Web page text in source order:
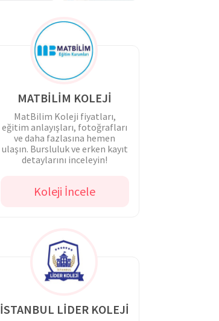
MATBİLİM KOLEJİ
MatBilim Koleji fiyatları,
eğitim anlayışları, fotoğrafları
ve daha fazlasına hemen
ulaşın. Bursluluk ve erken kayıt
detaylarını inceleyin!
Koleji İncele
İSTANBUL LİDER KOLEJİ